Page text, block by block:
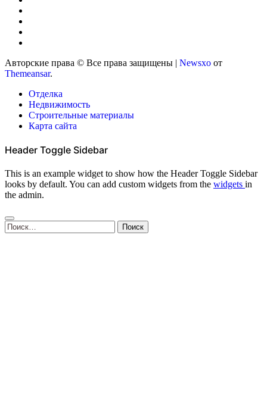
Авторские права © Все права защищены | Newsxo от
Themeansar.
Отделка
Недвижимость
Строительные материалы
Карта сайта
Header Toggle Sidebar
This is an example widget to show how the Header Toggle Sidebar
looks by default. You can add custom widgets from the widgets in
the admin.
Найти: